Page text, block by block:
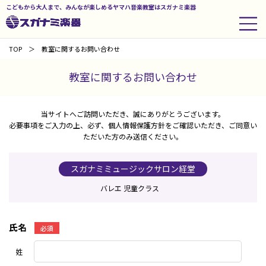
こどもから大人まで、みんなが楽しめるヤマハ音楽教室はスガナミ楽器
TOP 教室に関するお問い合わせ
教室に関するお問い合わせ
当サイトへご訪問いただき、誠にありがとうございます。
必要事項をご入力の上、必ず、個人情報保護方針をご確認いただき、ご同意い
ただいた方のみ送信ください。
スガナミミュージックサロン経堂
バレエ 児童クラス
氏名 必須
姓